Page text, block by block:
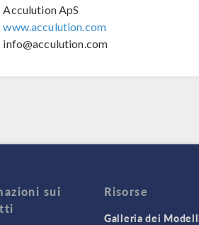
Acculution ApS
www.acculution.com
info@acculution.com
sui
Risorse
Galleria dei